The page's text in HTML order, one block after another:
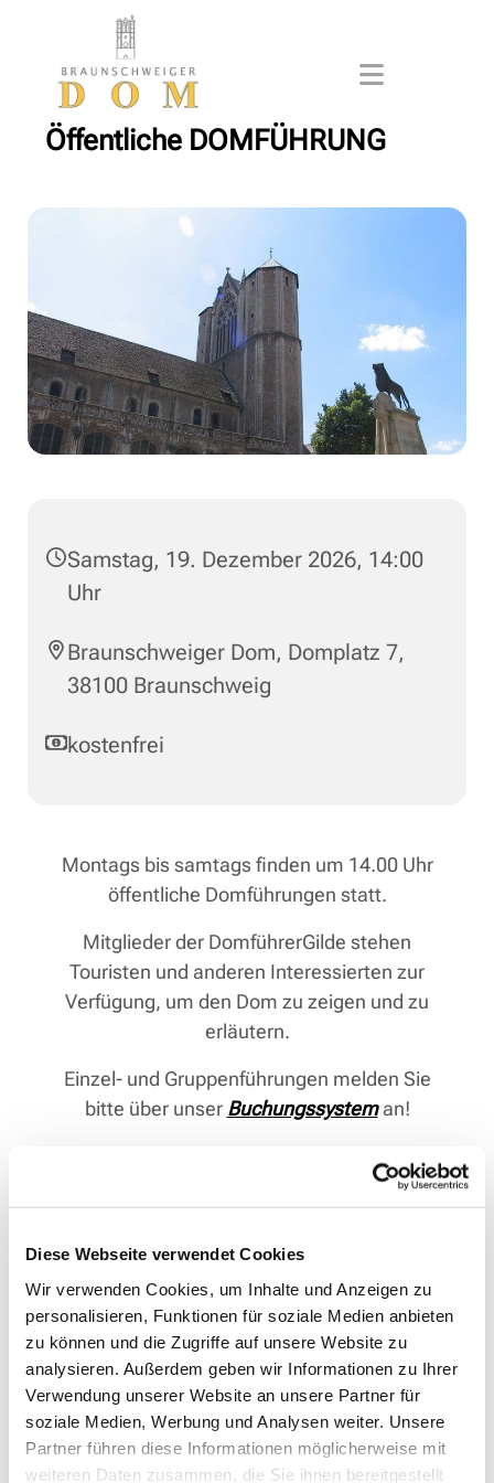
Diese Webseite verwendet Cookies
Wir verwenden Cookies, um Inhalte und Anzeigen zu
personalisieren, Funktionen für soziale Medien anbieten
zu können und die Zugriffe auf unsere Website zu
analysieren. Außerdem geben wir Informationen zu Ihrer
Verwendung unserer Website an unsere Partner für
soziale Medien, Werbung und Analysen weiter. Unsere
Partner führen diese Informationen möglicherweise mit
weiteren Daten zusammen, die Sie ihnen bereitgestellt
Öffentliche DOMFÜHRUNG
Samstag, 19. Dezember 2026, 14:00
Uhr
Braunschweiger Dom, Domplatz 7,
38100 Braunschweig
kostenfrei
Montags bis samtags finden um 14.00 Uhr
öffentliche Domführungen statt.
Mitglieder der DomführerGilde stehen
Touristen und anderen Interessierten zur
Verfügung, um den Dom zu zeigen und zu
erläutern.
Einzel- und Gruppenführungen melden Sie
bitte über unser Buchungssysteman!